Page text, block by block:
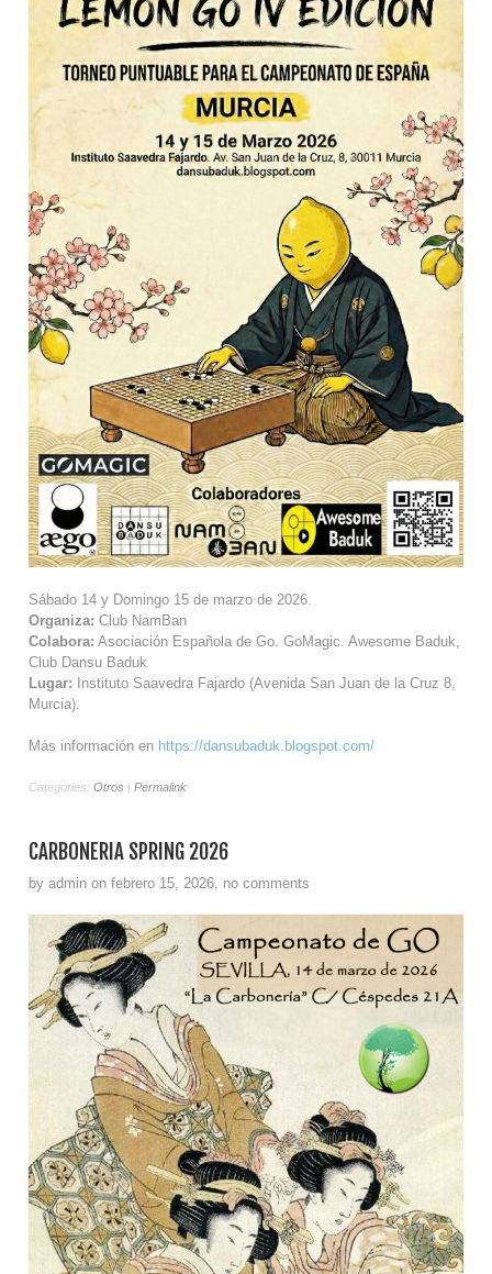
Sábado 14 y Domingo 15 de marzo de 2026.
Organiza: Club NamBan
Colabora: Asociación Española de Go. GoMagic. Awesome Baduk,
Club Dansu Baduk
Lugar: Instituto Saavedra Fajardo (Avenida San Juan de la Cruz 8,
Murcia).
Más información en https://dansubaduk.blogspot.com/
Categories: Otros | Permalink
CARBONERÍA SPRING 2026
by admin on febrero 15, 2026, no comments